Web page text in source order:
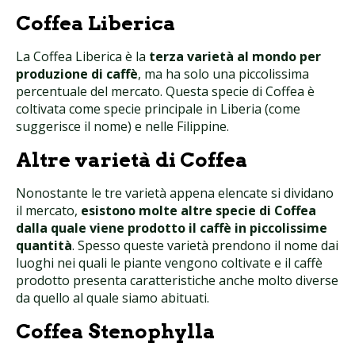
Coffea Liberica
La Coffea Liberica è la terza varietà al mondo per
produzione di caffè, ma ha solo una piccolissima
percentuale del mercato. Questa specie di Coffea è
coltivata come specie principale in Liberia (come
suggerisce il nome) e nelle Filippine.
Altre varietà di Coffea
Nonostante le tre varietà appena elencate si dividano
il mercato, esistono molte altre specie di Coffea
dalla quale viene prodotto il caffè in piccolissime
quantità. Spesso queste varietà prendono il nome dai
luoghi nei quali le piante vengono coltivate e il caffè
prodotto presenta caratteristiche anche molto diverse
da quello al quale siamo abituati.
Coffea Stenophylla